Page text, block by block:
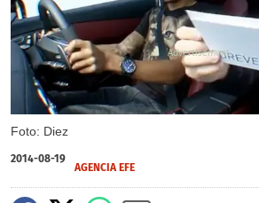
Foto: Diez
2014-08-19
AGENCIA EFE